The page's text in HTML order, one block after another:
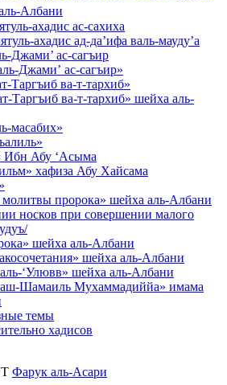
Албани
ахадис ас-сахиха
ахадис ад-да’ифа валь-мауду’а
Джами’ ас-сагъир
Джами’ ас-сагъир»
Таргъиб ва-т-тархиб»
Таргъиб ва-т-тархиб» шейха аль-
масабих»
Ибн Абу ‘Асыма
хафиза Абу Хайсама
пророка» шейха аль-Албани
носков при совершении малого
шейха аль-Албани
шейха аль-Албани
‘Улювв» шейха аль-Албани
аш-Шамаиль Мухаммадиййа» имама
темы
хадисов
Фарук аль-Асари